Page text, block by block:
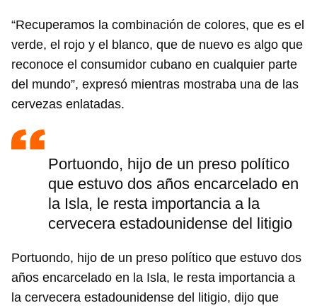
“Recuperamos la combinación de colores, que es el
verde, el rojo y el blanco, que de nuevo es algo que
reconoce el consumidor cubano en cualquier parte
del mundo”, expresó mientras mostraba una de las
cervezas enlatadas.
Portuondo, hijo de un preso político
que estuvo dos años encarcelado en
la Isla, le resta importancia a la
cervecera estadounidense del litigio
Portuondo, hijo de un preso político que estuvo dos
años encarcelado en la Isla, le resta importancia a
la cervecera estadounidense del litigio, dijo que